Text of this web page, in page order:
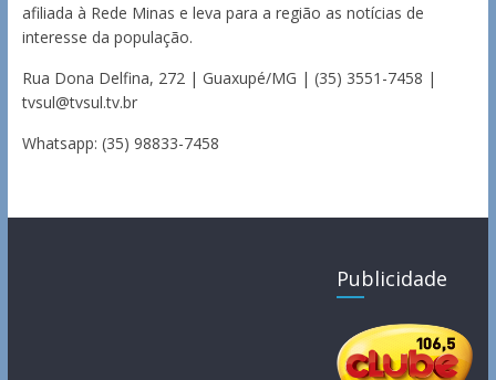
afiliada à Rede Minas e leva para a região as notícias de
interesse da população.
Rua Dona Delfina, 272 | Guaxupé/MG | (35) 3551-7458 |
tvsul@tvsul.tv.br
Whatsapp: (35) 98833-7458
Publicidade